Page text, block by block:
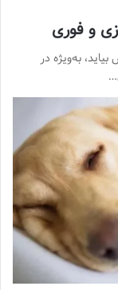
و فوری
به‌ویژه در